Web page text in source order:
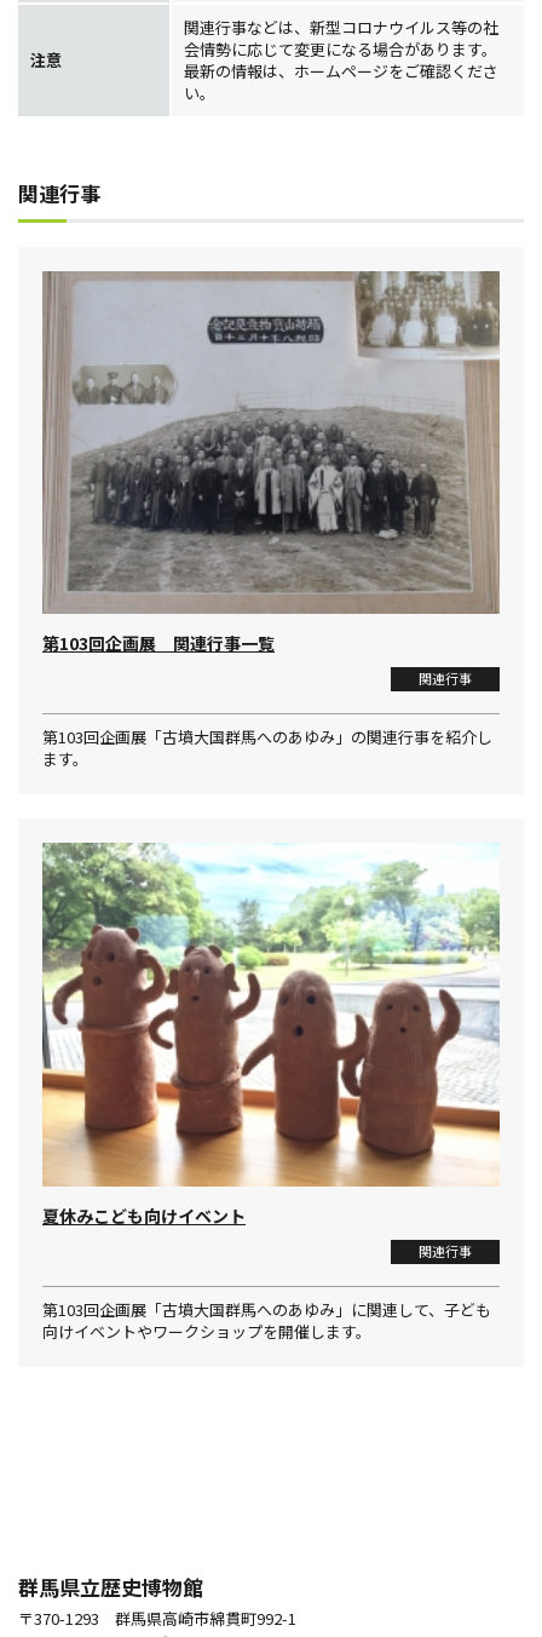
注意
関連行事などは、新型コロナウイルス等の社
会情勢に応じて変更になる場合があります。
最新の情報は、ホームページをご確認くださ
い。
関連行事
第103回企画展 関連行事一覧
関連行事
第103回企画展「古墳大国群馬へのあゆみ」の関連行事を紹介し
ます。
夏休みこども向けイベント
関連行事
第103回企画展「古墳大国群馬へのあゆみ」に関連して、子ども
向けイベントやワークショップを開催します。
群馬県立歴史博物館
〒370-1293 群馬県高崎市綿貫町992-1